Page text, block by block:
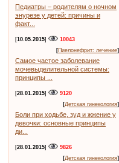
Педиатры – родителям о ночном
энурезе у детей: причины и
факт...
[10.05.2015]
10043
[Пиелонефрит: лечение]
Самое частое заболевание
мочевыделительной системы:
принципы ...
[28.01.2015]
9120
[Детская гинекология]
Боли при ходьбе, зуд и жжение у
девочки: основные принципы
ди...
[28.01.2015]
9826
[Детская гинекология]